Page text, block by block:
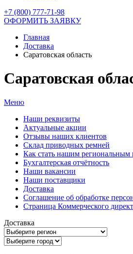
+7 (800) 777-71-98
ОФОРМИТЬ ЗАЯВКУ
Главная
Доставка
Саратовская область
Саратовская
Меню
Наши реквизиты
Актуальные акции
Отзывы наших клиентов
Склад приводных ремней
Как стать нашим региональным
Бухгалтерская отчётность
Наши вакансии
Наши поставщики
Доставка
Соглашение об обработке
Страница Коммерческого
Доставка